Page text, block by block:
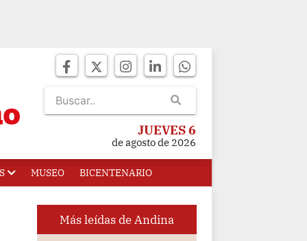
JUEVES 6
de agosto de 2026
MUSEO BICENTENARIO
Más leídas de Andina